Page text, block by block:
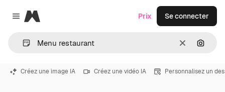
Close menu
Magnific
Effacer
Prix Se connecter
Créez une image IA Créez une vidéo IA Personnalisez un